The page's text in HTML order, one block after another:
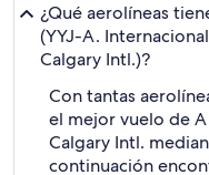
¿Qué aerolíneas
(YYJ-A.
Calgary Intl.)?
Con tantas
el mejor vuelo de
Calgary Intl.
continuación